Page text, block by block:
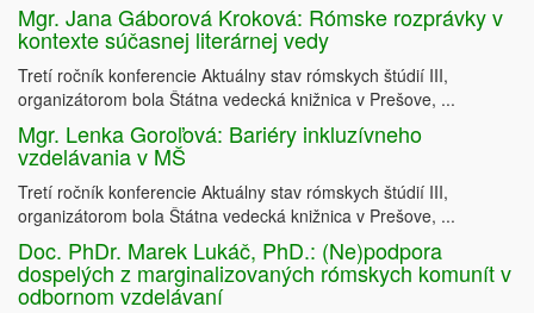
Mgr. Jana Gáborová Kroková: Rómske rozprávky v
kontexte súčasnej literárnej vedy
Tretí ročník konferencie Aktuálny stav rómskych štúdií III,
organizátorom bola Štátna vedecká knižnica v Prešove, ...
Mgr. Lenka Goroľová: Bariéry inkluzívneho
vzdelávania v MŠ
Tretí ročník konferencie Aktuálny stav rómskych štúdií III,
organizátorom bola Štátna vedecká knižnica v Prešove, ...
Doc. PhDr. Marek Lukáč, PhD.: (Ne)podpora
dospelých z marginalizovaných rómskych komunít v
odbornom vzdelávaní